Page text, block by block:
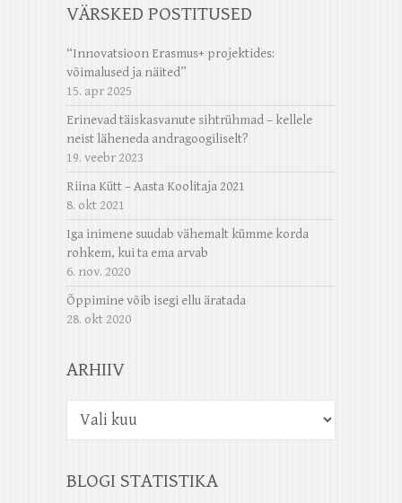
VÄRSKED POSTITUSED
“Innovatsioon Erasmus+ projektides:
võimalused ja näited”
15. apr 2025
Erinevad täiskasvanute sihtrühmad – kellele
neist läheneda andragoogiliselt?
19. veebr 2023
Riina Kütt – Aasta Koolitaja 2021
8. okt 2021
Iga inimene suudab vähemalt kümme korda
rohkem, kui ta ema arvab
6. nov. 2020
Õppimine võib isegi ellu äratada
28. okt 2020
ARHIIV
BLOGI STATISTIKA